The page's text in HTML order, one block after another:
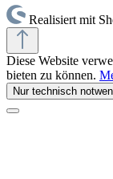
Realisiert mit
Diese Website
bieten zu können.
Nur technisch